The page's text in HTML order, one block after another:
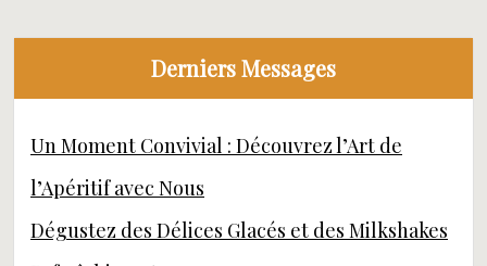
Derniers Messages
Un Moment Convivial : Découvrez l’Art de
l’Apéritif avec Nous
Dégustez des Délices Glacés et des Milkshakes